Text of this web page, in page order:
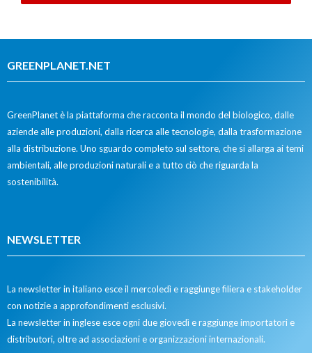
GREENPLANET.NET
GreenPlanet è la piattaforma che racconta il mondo del biologico, dalle
aziende alle produzioni, dalla ricerca alle tecnologie, dalla trasformazione
alla distribuzione. Uno sguardo completo sul settore, che si allarga ai temi
ambientali, alle produzioni naturali e a tutto ciò che riguarda la
sostenibilità.
NEWSLETTER
La newsletter in italiano esce il mercoledì e raggiunge filiera e stakeholder
con notizie a approfondimenti esclusivi.
La newsletter in inglese esce ogni due giovedì e raggiunge importatori e
distributori, oltre ad associazioni e organizzazioni internazionali.